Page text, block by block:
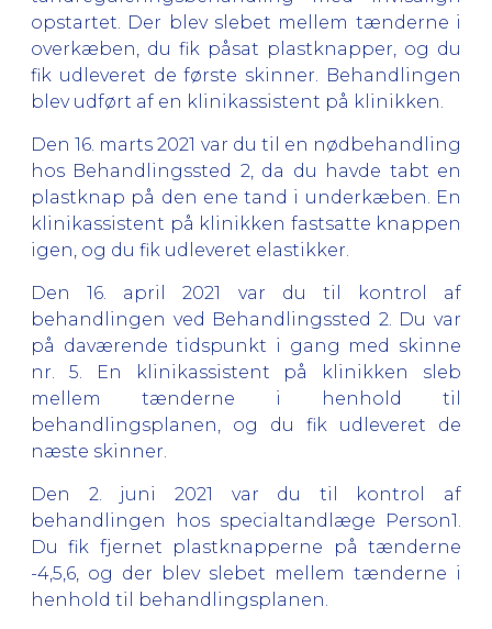
opstartet. Der blev slebet mellem tænderne i
overkæben, du fik påsat plastknapper, og du
fik udleveret de første skinner. Behandlingen
blev udført af en klinikassistent på klinikken.
Den 16. marts 2021 var du til en nødbehandling
hos Behandlingssted 2, da du havde tabt en
plastknap på den ene tand i underkæben. En
klinikassistent på klinikken fastsatte knappen
igen, og du fik udleveret elastikker.
Den 16. april 2021 var du til kontrol af
behandlingen ved Behandlingssted 2. Du var
på daværende tidspunkt i gang med skinne
nr. 5. En klinikassistent på klinikken sleb
mellem tænderne i henhold til
behandlingsplanen, og du fik udleveret de
næste skinner.
Den 2. juni 2021 var du til kontrol af
behandlingen hos specialtandlæge Person1.
Du fik fjernet plastknapperne på tænderne
-4,5,6, og der blev slebet mellem tænderne i
henhold til behandlingsplanen.